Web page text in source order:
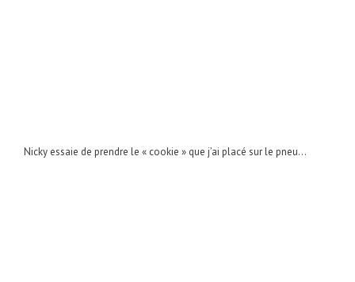
Nicky essaie de prendre le « cookie » que j’ai placé sur le pneu…